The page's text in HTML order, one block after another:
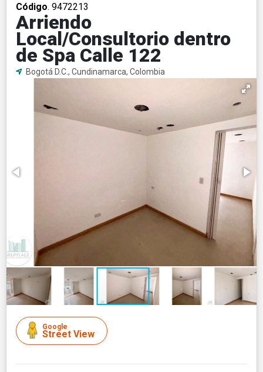
Código. 9472213
Arriendo
Local/Consultorio dentro
de Spa Calle 122
Bogotá D.C., Cundinamarca, Colombia
Google
Street View